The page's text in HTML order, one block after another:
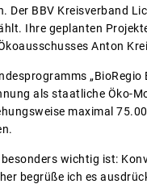
Der BBV Kreisverband
Ihre geplanten
Anton
als staatliche Öko-
maximal
wichtig ist:
begrüße ich es